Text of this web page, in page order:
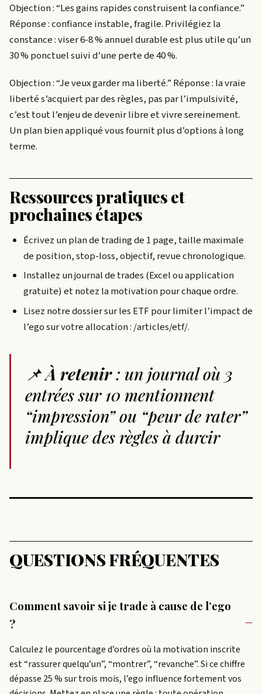
Objection : “Les gains rapides construisent la confiance.”
Réponse : confiance instable, fragile. Privilégiez la
constance : viser 6-8 % annuel durable est plus utile qu’un
30 % ponctuel suivi d’une perte de 40 %.
Objection : “Je veux garder ma liberté.” Réponse : la vraie
liberté s’acquiert par des règles, pas par l’impulsivité,
c’est tout l’enjeu de devenir libre et vivre sereinement.
Un plan bien appliqué vous fournit plus d’options à long
terme.
Ressources pratiques et
prochaines étapes
Écrivez un plan de trading de 1 page, taille maximale
de position, stop-loss, objectif, revue chronologique.
Installez un journal de trades (Excel ou application
gratuite) et notez la motivation pour chaque ordre.
Lisez notre dossier sur les ETF pour limiter l’impact de
l’ego sur votre allocation : /articles/etf/.
📌À retenir: un journal où 3
entrées sur 10 mentionnent
“impression” ou “peur de rater”
implique des règles à durcir
QUESTIONS FRÉQUENTES
Comment savoir si je trade à cause de l’ego
?
Calculez le pourcentage d’ordres où la motivation inscrite
est “rassurer quelqu’un”, “montrer”, “revanche”. Si ce chiffre
dépasse 25 % sur trois mois, l’ego influence fortement vos